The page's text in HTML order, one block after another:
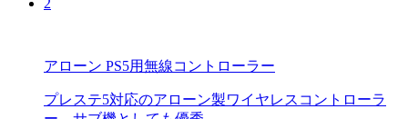
アローン PS5用無線コントローラー
プレステ5対応のアローン製ワイヤレスコントローラ